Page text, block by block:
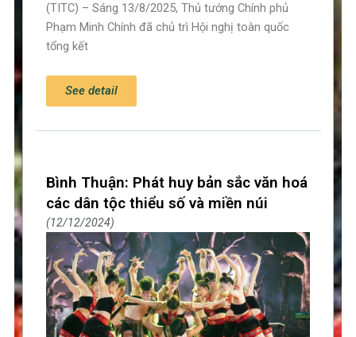
(TITC) – Sáng 13/8/2025, Thủ tướng Chính phủ
Phạm Minh Chính đã chủ trì Hội nghị toàn quốc
tổng kết
See detail
Bình Thuận: Phát huy bản sắc văn hoá
các dân tộc thiểu số và miền núi
12/12/2024